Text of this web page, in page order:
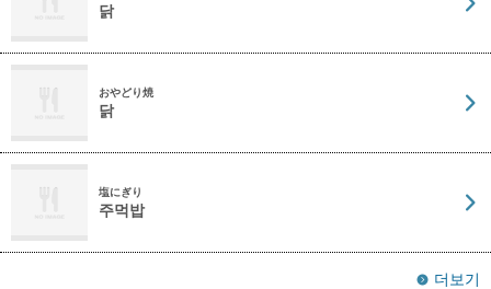
닭
おやどり焼
닭
塩にぎり
주먹밥
더보기